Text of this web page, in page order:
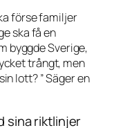
förse familjer
ska få en
byggde Sverige,
trångt, men
lott? ” Säger en
sina riktlinjer